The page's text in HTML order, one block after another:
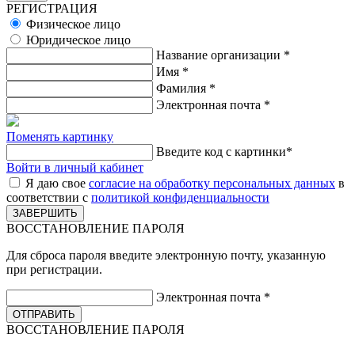
РЕГИСТРАЦИЯ
Физическое лицо
Юридическое лицо
Название организации *
Имя *
Фамилия *
Электронная почта *
Поменять картинку
Введите код с картинки*
Войти в личный кабинет
Я даю свое согласие на обработку персональных данных в
соответствии с политикой конфиденциальности
ВОССТАНОВЛЕНИЕ ПАРОЛЯ
Для сброса пароля введите электронную почту, указанную
при регистрации.
Электронная почта *
ВОССТАНОВЛЕНИЕ ПАРОЛЯ